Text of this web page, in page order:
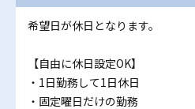
希望日が休日となります。
【自由に休日設定OK】
・1日勤務して1日休日
・固定曜日だけの勤務